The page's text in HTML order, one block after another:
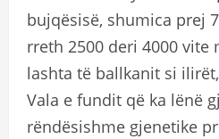
bujqësisë, shumica prej
rreth 2500 deri 4000 vite
lashta të ballkanit si
Vala e fundit që ka lënë
rëndësishme gjenetike